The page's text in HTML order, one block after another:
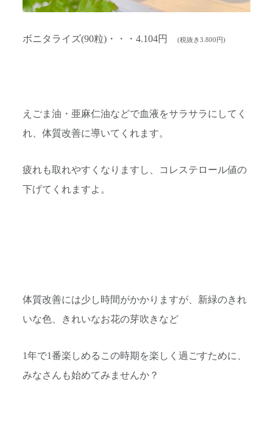
ボニタライズ(90粒)・・・4.104円 (税抜き3.800円)
えごま油・亜麻仁油などで血液をサラサラにしてく
れ、体質改善に導いてくれます。
疲れも取れやすくなりますし、コレステロール値の
下げてくれますよ。
体質改善には少し時間がかかりますが、新緑のきれ
いな色、きれいなお花の芽吹きなど
1年で1番楽しめるこの時期を楽しく過ごすために、
みなさんも始めてみませんか？